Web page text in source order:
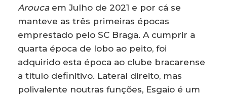
Aroucaem Julho de 2021 e por cá se
manteve as três primeiras épocas
emprestado pelo SC Braga. A cumprir a
quarta época de lobo ao peito, foi
adquirido esta época ao clube bracarense
a título definitivo. Lateral direito, mas
polivalente noutras funções, Esgaio é um